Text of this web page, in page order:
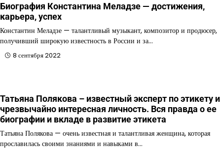
Биография Константина Меладзе — достижения,
карьера, успех
Константин Меладзе — талантливый музыкант, композитор и продюсер,
получивший широкую известность в России и за…
8 сентября 2022
Татьяна Полякова – известный эксперт по этикету и
чрезвычайно интересная личность. Вся правда о ее
биографии и вкладе в развитие этикета
Татьяна Полякова — очень известная и талантливая женщина, которая
прославилась своими знаниями и навыками в…